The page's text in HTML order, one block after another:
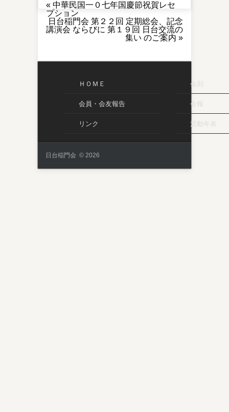
« 中華民国一０七年国慶節祝賀レセ
プション
日台稲門会 第２２回 定期総会、記念
講演会 ならびに 第１９回 日台交流の
集い のご案内 »
ＨＯＭＥ 会則
会員・会友報告 会報
リンク 活動年表
日台稲門会 © 2026